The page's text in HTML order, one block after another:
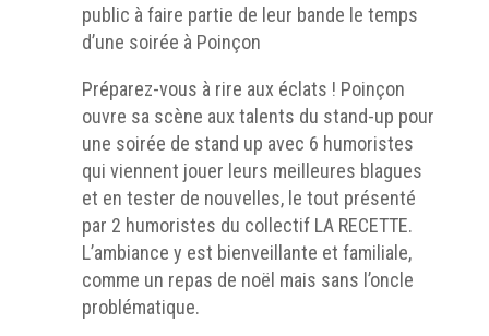
public à faire partie de leur bande le temps
d’une soirée à Poinçon
Préparez-vous à rire aux éclats ! Poinçon
ouvre sa scène aux talents du stand-up pour
une soirée de stand up avec 6 humoristes
qui viennent jouer leurs meilleures blagues
et en tester de nouvelles, le tout présenté
par 2 humoristes du collectif LA RECETTE.
L’ambiance y est bienveillante et familiale,
comme un repas de noël mais sans l’oncle
problématique.